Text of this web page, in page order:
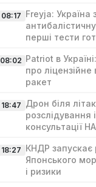
08:17 Freyja: Україна
перші тести
08:02 Patriot в
про
ракет
18:47 Дрон біля
розслідування
консультації
18:27 КНДР запускає
Японського
і ризики